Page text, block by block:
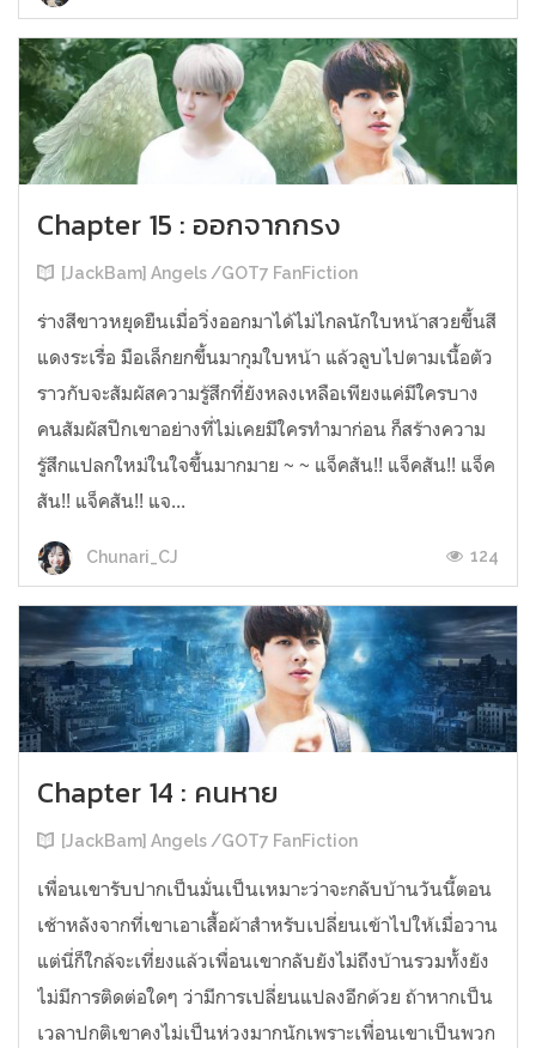
Chapter 15 : ออกจากกรง
[JackBam] Angels /GOT7 FanFiction
ร่างสีขาวหยุดยืนเมื่อวิ่งออกมาได้ไม่ไกลนักใบหน้าสวยขึ้นสี
แดงระเรื่อ มือเล็กยกขึ้นมากุมใบหน้า แล้วลูบไปตามเนื้อตัว
ราวกับจะสัมผัสความรู้สึกที่ยังหลงเหลือเพียงแค่มีใครบาง
คนสัมผัสปีกเขาอย่างที่ไม่เคยมีใครทำมาก่อน ก็สร้างความ
รู้สึกแปลกใหม่ในใจขึ้นมากมาย ~ ~ แจ็คสัน!! แจ็คสัน!! แจ็ค
สัน!! แจ็คสัน!! แจ...
Chunari_CJ 124
Chapter 14 : คนหาย
[JackBam] Angels /GOT7 FanFiction
เพื่อนเขารับปากเป็นมั่นเป็นเหมาะว่าจะกลับบ้านวันนี้ตอน
เช้าหลังจากที่เขาเอาเสื้อผ้าสำหรับเปลี่ยนเข้าไปให้เมื่อวาน
แต่นี่ก็ใกล้จะเที่ยงแล้วเพื่อนเขากลับยังไม่ถึงบ้านรวมทั้งยัง
ไม่มีการติดต่อใดๆ ว่ามีการเปลี่ยนแปลงอีกด้วย ถ้าหากเป็น
เวลาปกติเขาคงไม่เป็นห่วงมากนักเพราะเพื่อนเขาเป็นพวก